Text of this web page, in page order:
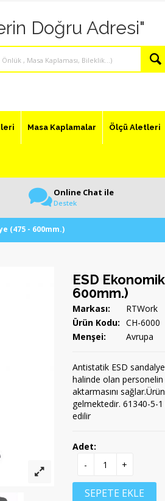
Doğru Adresi"
Masa Kaplamalar Ölçü Aletleri
Online Chat ile
Destek
(475 - 600mm.)
ESD
600mm.)
Markası:
RTWork
Ürün Kodu: CH-6000
Menşei:
Avrupa
Antistatik ESD
halinde olan personelin
aktarmasını
gelmektedir. 61340-5-
edilir
Adet:
-
+
SEPETE EKLE